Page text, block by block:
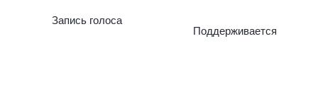
Запись голоса
Поддерживается